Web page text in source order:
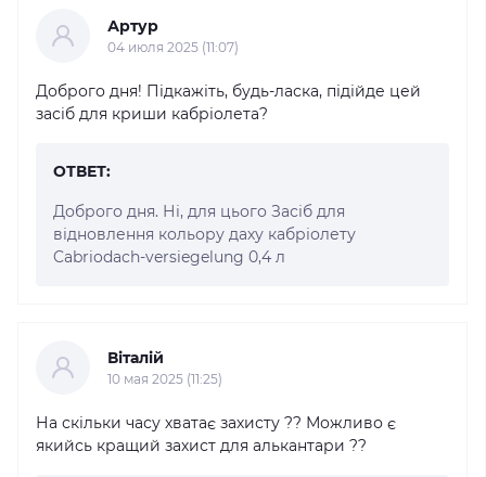
Артур
04 июля 2025 (11:07)
Доброго дня! Підкажіть, будь-ласка, підійде цей
засіб для криши кабріолета?
ОТВЕТ:
Доброго дня. Ні, для цього Засіб для
відновлення кольору даху кабріолету
Cabriodach-versiegelung 0,4 л
Віталій
10 мая 2025 (11:25)
На скільки часу хватає захисту ?? Можливо є
якийсь кращий захист для алькантари ??